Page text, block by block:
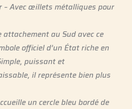
– Avec œillets métalliques pour
au Sud avec ce
officiel d’un État riche en
puissant et
il représente bien plus
un cercle bleu bordé de